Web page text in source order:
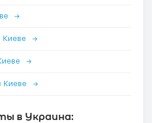
→
Киеве →
→
Киеве →
в Украина: